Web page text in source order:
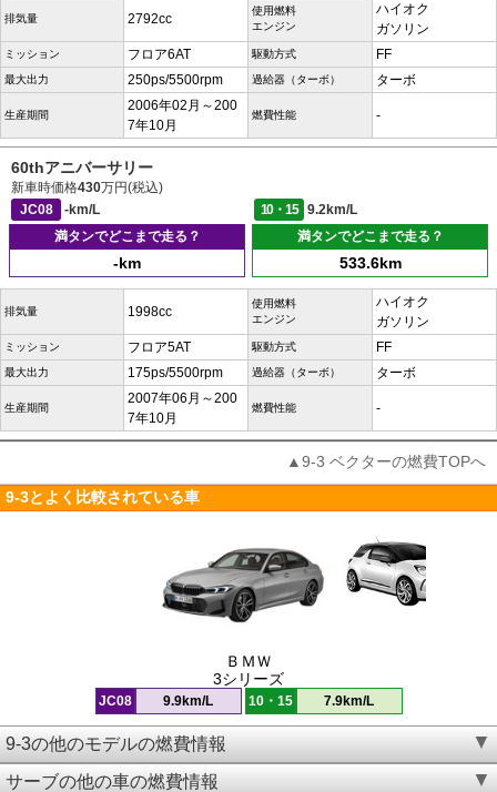
排気量 2792cc
使用燃料
エンジン
ハイオク
ガソリン
ミッション フロア6AT 駆動方式 FF
最大出力 250ps/5500rpm 過給器（ターボ） ターボ
生産期間
2006年02月～200
7年10月
燃費性能 -
60thアニバーサリー
新車時価格430万円(税込)
JC08
-km/L 10・15
9.2km/L
満タンでどこまで走る？
-km
満タンでどこまで走る？
533.6km
排気量 1998cc
使用燃料
エンジン
ハイオク
ガソリン
ミッション フロア5AT 駆動方式 FF
最大出力 175ps/5500rpm 過給器（ターボ） ターボ
生産期間
2007年06月～200
7年10月
燃費性能 -
▲9-3 ベクターの燃費TOPへ
9-3とよく比較されている車
ＢＭＷ
3シリーズ
JC08 9.9km/L 10・15 7.9km/L
9-3の他のモデルの燃費情報
サーブの他の車の燃費情報